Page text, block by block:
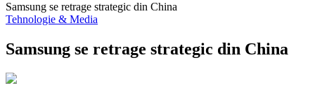
Samsung se retrage strategic din China
Tehnologie & Media
Samsung se retrage strategic din China